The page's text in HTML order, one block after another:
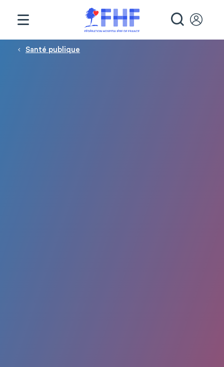
Fil d'Ariane
Santé publique
Panneau de gestion des cookies